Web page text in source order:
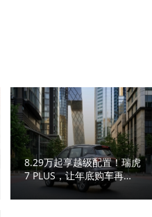
8.29万起享越级配置！瑞虎
7 PLUS，让年底购车再不
用妥协